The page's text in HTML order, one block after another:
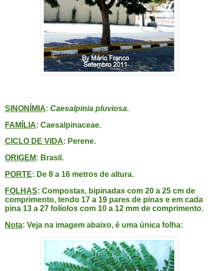
SINONÍMIA: Caesalpinia pluviosa.
FAMÍLIA: Caesalpinaceae.
CICLO DE VIDA: Perene.
ORIGEM: Brasil.
PORTE: De 8 a 16 metros de altura.
FOLHAS: Compostas, bipinadas com 20 a 25 cm de
comprimento, tendo 17 a 19 pares de pinas e em cada
pina 13 a 27 folíolos com 10 a 12 mm de comprimento.
Nota: Veja na imagem abaixo, é uma única folha: